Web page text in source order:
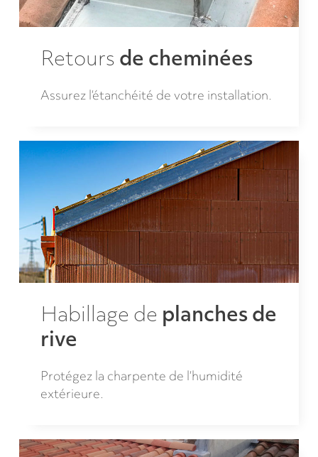
Retours de cheminées
Assurez l’étanchéité de votre installation.
Habillage de planches de
rive
Protégez la charpente de l’humidité
extérieure.